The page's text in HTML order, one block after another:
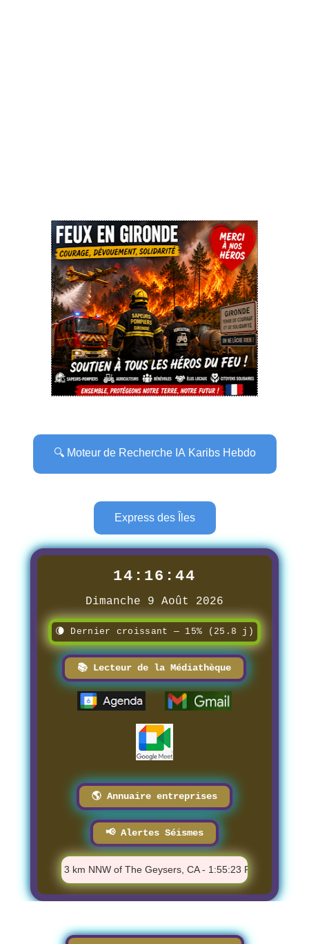
🔍 Moteur de Recherche IA Karibs Hebdo
Express des Îles
14:16:46
Dimanche 9 Août 2026
🌘 Dernier croissant — 15% (25.8 j)
📚 Lecteur de la Médiathèque
🌎 Annuaire entreprises
📢 Alertes Séismes
M 1.05 - 3 km NNW of The Geysers, CA - 1:55:23 PM